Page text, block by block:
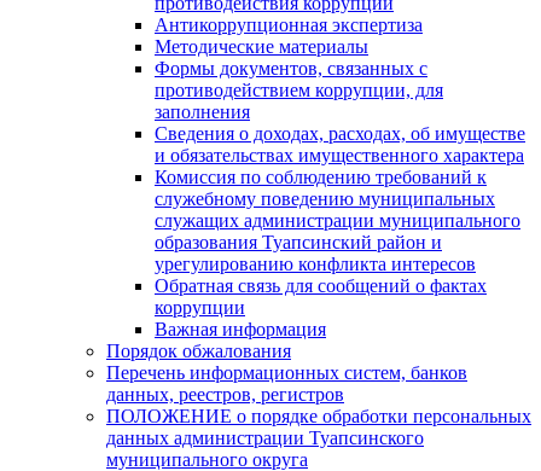
Антикоррупционная экспертиза
Методические материалы
Формы документов, связанных с
противодействием коррупции, для
заполнения
Сведения о доходах, расходах, об имуществе
и обязательствах имущественного характера
Комиссия по соблюдению требований к
служебному поведению муниципальных
служащих администрации муниципального
образования Туапсинский район и
урегулированию конфликта интересов
Обратная связь для сообщений о фактах
коррупции
Важная информация
Порядок обжалования
Перечень информационных систем, банков
данных, реестров, регистров
ПОЛОЖЕНИЕ о порядке обработки персональных
данных администрации Туапсинского
муниципального округа